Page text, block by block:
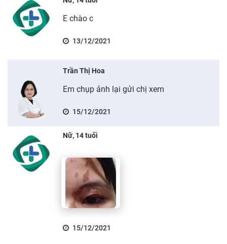
E chào c
13/12/2021
Trần Thị Hoa
Em chụp ảnh lại gửi chị xem
15/12/2021
Nữ, 14 tuổi
15/12/2021